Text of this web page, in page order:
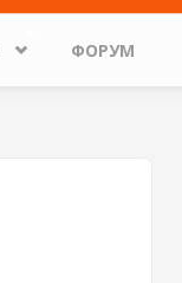
ФОРУМ